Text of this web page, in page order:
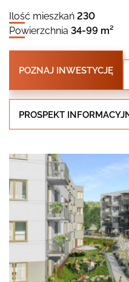
Ilość mieszkań 230
Powierzchnia 34-99 m²
POZNAJ INWESTYCJĘ
PROSPEKT